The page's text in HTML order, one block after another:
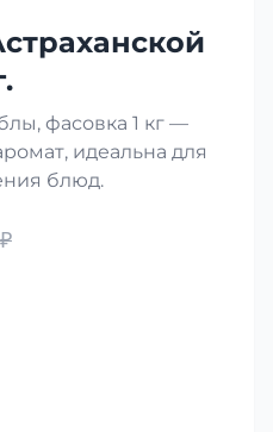
фасовка 1 кг —
идеальна для
блюд.